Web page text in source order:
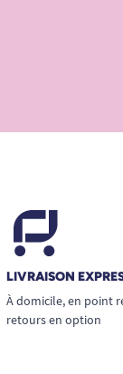
LIVRAISON
À domicile, en point
retours en option